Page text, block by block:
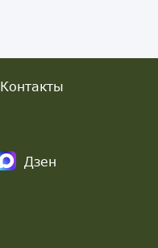
Контакты
Дзен